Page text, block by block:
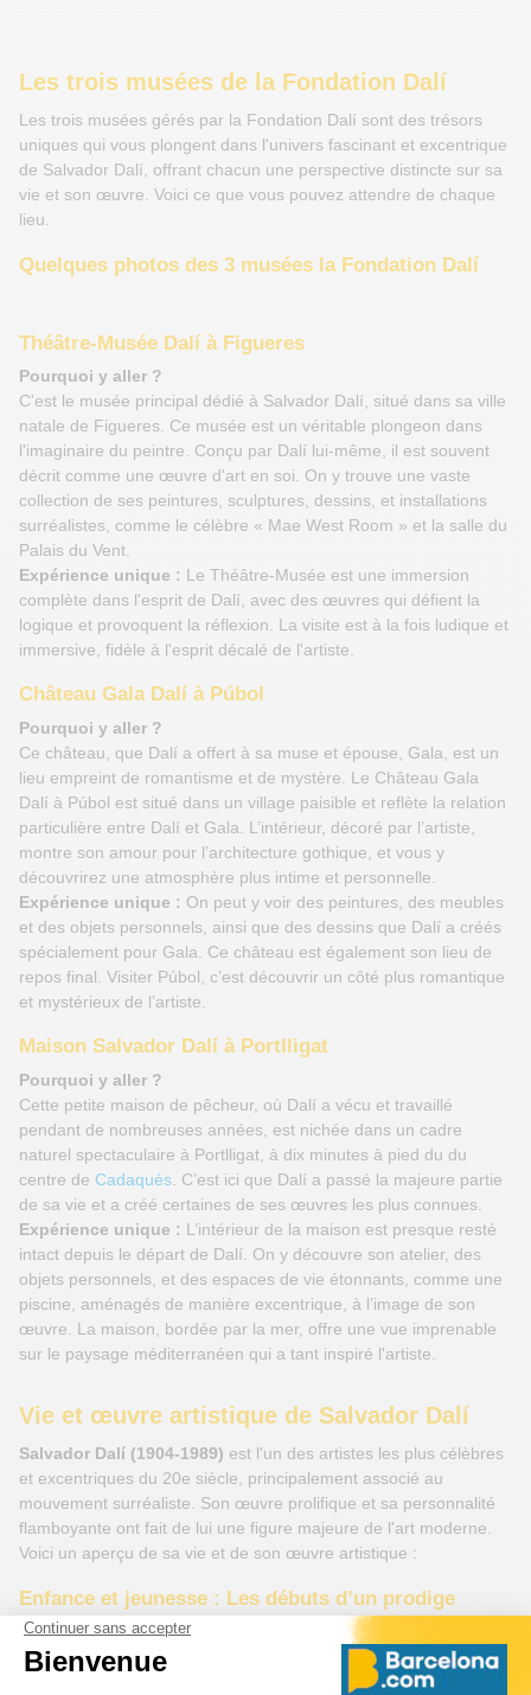
Les trois musées de la Fondation Dalí
Les trois musées gérés par la Fondation Dalí sont des trésors
uniques qui vous plongent dans l'univers fascinant et excentrique
de Salvador Dalí, offrant chacun une perspective distincte sur sa
vie et son œuvre. Voici ce que vous pouvez attendre de chaque
lieu.
Quelques photos des 3 musées la Fondation Dalí
Théâtre-Musée Dalí à Figueres
Pourquoi y aller ?
C'est le musée principal dédié à Salvador Dalí, situé dans sa ville
natale de Figueres. Ce musée est un véritable plongeon dans
l'imaginaire du peintre. Conçu par Dalí lui-même, il est souvent
décrit comme une œuvre d'art en soi. On y trouve une vaste
collection de ses peintures, sculptures, dessins, et installations
surréalistes, comme le célèbre « Mae West Room » et la salle du
Palais du Vent.
Expérience unique : Le Théâtre-Musée est une immersion
complète dans l'esprit de Dalí, avec des œuvres qui défient la
logique et provoquent la réflexion. La visite est à la fois ludique et
immersive, fidèle à l'esprit décalé de l'artiste.
Château Gala Dalí à Púbol
Pourquoi y aller ?
Ce château, que Dalí a offert à sa muse et épouse, Gala, est un
lieu empreint de romantisme et de mystère. Le Château Gala
Dalí à Púbol est situé dans un village paisible et reflète la relation
particulière entre Dalí et Gala. L’intérieur, décoré par l’artiste,
montre son amour pour l’architecture gothique, et vous y
découvrirez une atmosphère plus intime et personnelle.
Expérience unique : On peut y voir des peintures, des meubles
et des objets personnels, ainsi que des dessins que Dalí a créés
spécialement pour Gala. Ce château est également son lieu de
repos final. Visiter Púbol, c’est découvrir un côté plus romantique
et mystérieux de l’artiste.
Maison Salvador Dalí à Portlligat
Pourquoi y aller ?
Cette petite maison de pêcheur, où Dalí a vécu et travaillé
pendant de nombreuses années, est nichée dans un cadre
naturel spectaculaire à Portlligat, à dix minutes à pied du du
centre de Cadaqués . C’est ici que Dalí a passé la majeure partie
de sa vie et a créé certaines de ses œuvres les plus connues.
Expérience unique : L’intérieur de la maison est presque resté
intact depuis le départ de Dalí. On y découvre son atelier, des
objets personnels, et des espaces de vie étonnants, comme une
piscine, aménagés de manière excentrique, à l’image de son
œuvre. La maison, bordée par la mer, offre une vue imprenable
sur le paysage méditerranéen qui a tant inspiré l'artiste.
Vie et œuvre artistique de Salvador Dalí
Salvador Dalí (1904-1989) est l'un des artistes les plus célèbres
et excentriques du 20e siècle, principalement associé au
mouvement surréaliste. Son œuvre prolifique et sa personnalité
flamboyante ont fait de lui une figure majeure de l'art moderne.
Voici un aperçu de sa vie et de son œuvre artistique :
Enfance et jeunesse : Les débuts d’un prodige
Dalí est né à Figueres,
, en Catalogne, une région
dont il restera profondément attaché tout au long de sa vie.
Enfant précoce, il montre très tôt un talent exceptionnel pour le